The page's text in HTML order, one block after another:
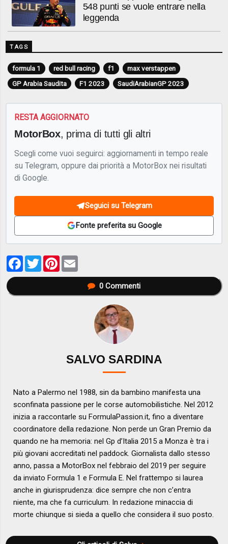
548 punti se vuole entrare nella
leggenda
TAGS
formula 1 red bull racing f1
max verstappen
GP Arabia Saudita
F1 2023 SaudiArabianGP 2023
RESTA AGGIORNATO
MotorBox, prima di tutti gli altri
Scegli come vuoi seguirci: aggiornamenti in tempo reale
su Telegram, oppure dai priorità a MotorBox nei risultati
di Google.
Seguici su Telegram
Fonte preferita su Google
Facebook
TwitterPinterest
0Commenti
SALVO SARDINA
Nato a Palermo nel 1988, sin da bambino manifesta una
sconfinata passione per le corse automobilistiche. Nel 2012
inizia a raccontarle su FormulaPassion.it, fino a diventare
coordinatore della redazione. Non perde un Gran Premio da
quando ne ha memoria: nel Gp d’Italia 2015 a Monza è tra i
più giovani accreditati nel paddock. Giornalista dallo stesso
anno, passa a MotorBox nel febbraio del 2019 per seguire
da inviato Formula 1 e Formula E. Nel frattempo si laurea
anche in giurisprudenza: dice sempre che non c’entra
niente, ma che fa curriculum. In redazione minaccia di
morte chiunque si sieda a quello che considera il suo posto.